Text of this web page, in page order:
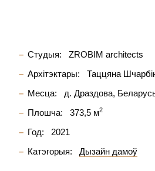
Студыя:
ZROBIM architects
Архітэктары:
Таццяна
Месца:
д. Драздова,
Плошча:
373,5 м2
Год:
2021
Катэгорыя:
Дызайн дамоў